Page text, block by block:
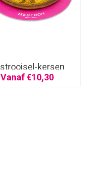
strooisel-kersen
Vanaf €10,30